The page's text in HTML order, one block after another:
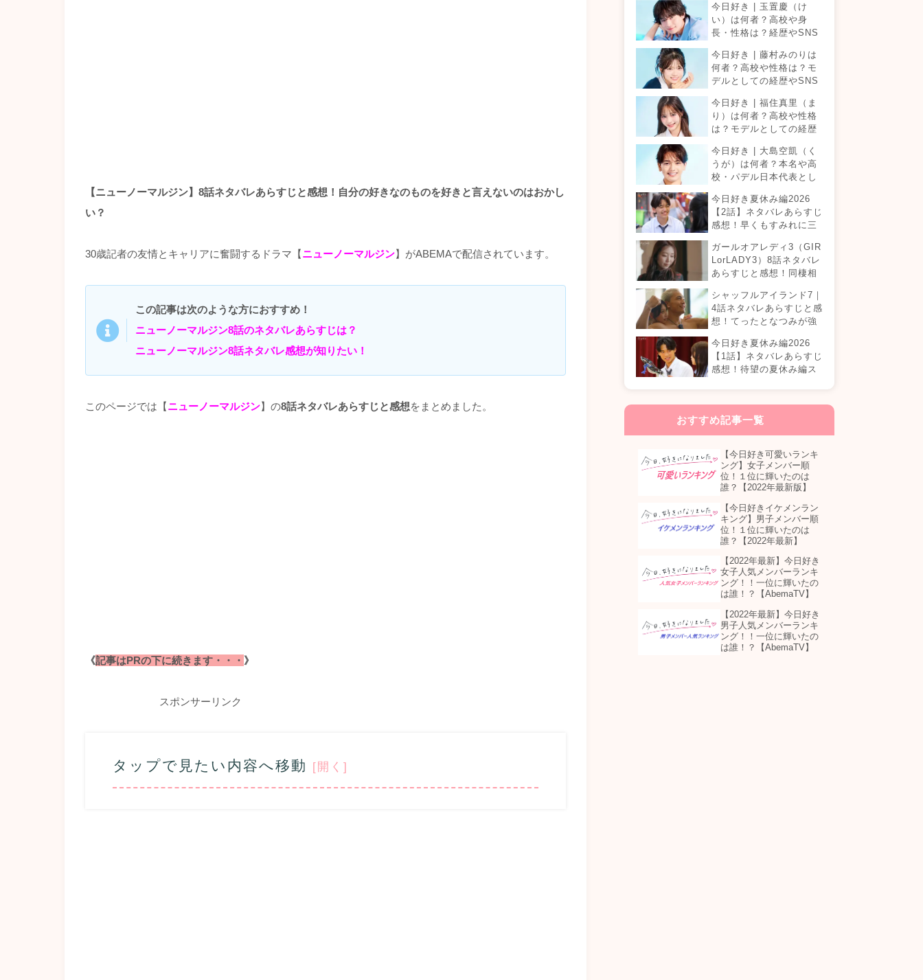
【ニューノーマルジン】8話ネタバレあらすじと感想！自分の好きなのものを好きと言えないのはおかし
い？
30歳記者の友情とキャリアに奮闘するドラマ【ニューノーマルジン】がABEMAで配信されています。
この記事は次のような方におすすめ！
ニューノーマルジン8話のネタバレあらすじは？
ニューノーマルジン8話ネタバレ感想が知りたい！
このページでは【ニューノーマルジン】の8話ネタバレあらすじと感想をまとめました。
《記事はPRの下に続きます・・・ 》
スポンサーリンク
タップで見たい内容へ移動
ったが暴走！？
今日好き | 玉置慶（け
い）は何者？高校や身
長・性格は？経歴やSNS
今日好き | 藤村みのりは
何者？高校や性格は？モ
デルとしての経歴やSNS
今日好き | 福住真里（ま
り）は何者？高校や性格
は？モデルとしての経歴
め！
今日好き | 大島空凱（く
うが）は何者？本名や高
校・パデル日本代表とし
ールまとめ！
今日好き夏休み編2026
【2話】ネタバレあらすじ
感想！早くもすみれに三
ルは生まれる？
ガールオアレディ3（GIR
LorLADY3）8話ネタバレ
あらすじと感想！同棲相
気持ちの変化は…？
シャッフルアイランド7｜
4話ネタバレあらすじと感
想！てったとなつみが強
カップル誕生！？
今日好き夏休み編2026
【1話】ネタバレあらすじ
感想！待望の夏休み編ス
おすすめ記事一覧
【今日好き可愛いランキ
ング】女子メンバー順
位！１位に輝いたのは
誰？【2022年最新版】
【今日好きイケメンラン
キング】男子メンバー順
位！１位に輝いたのは
誰？【2022年最新】
【2022年最新】今日好き
女子人気メンバーランキ
ング！！一位に輝いたの
は誰！？【AbemaTV】
【2022年最新】今日好き
男子人気メンバーランキ
ング！！一位に輝いたの
は誰！？【AbemaTV】